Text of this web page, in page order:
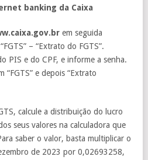
banking da Caixa
em seguida
– “Extrato do FGTS”.
PIS e do CPF, e informe a senha.
“FGTS” e depois “Extrato
calcule a distribuição do lucro
seus valores na calculadora que
saber o valor, basta multiplicar o
de 2023 por 0,02693258,